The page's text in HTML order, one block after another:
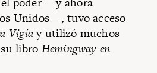
Unidos—, tuvo acceso
Vigíay utilizó muchos
libro Hemingway en